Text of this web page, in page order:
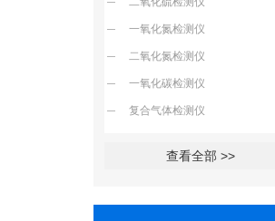
一氧化氮检测仪
二氧化氮检测仪
一氧化碳检测仪
复合气体检测仪
查看全部 >>